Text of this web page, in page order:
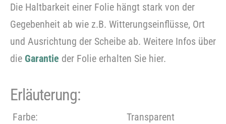
beachten Sie, dass wir Folien nur im
Die Haltbarkeit einer Folie hängt stark von der
Gegebenheit ab wie z.B. Witterungseinflüsse, Ort
und Ausrichtung der Scheibe ab. Weitere Infos über
die Garantie der Folie erhalten Sie hier.
Erläuterung:
Farbe:
Transparent